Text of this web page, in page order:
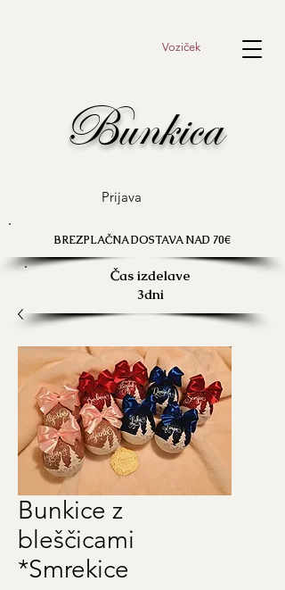
Voziček
Bunkica
BREZPLAČNA DOSTAVA NAD 70€
Prijava
Čas izdelave
3dni
Bunkice z
bleščicami
*Smrekice